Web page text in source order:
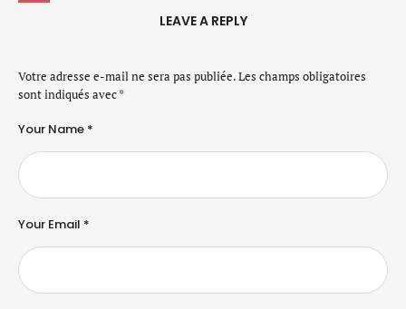
LEAVE A REPLY
Votre adresse e-mail ne sera pas publiée.Les champs obligatoires
sont indiqués avec*
Your Name *
Your Email *